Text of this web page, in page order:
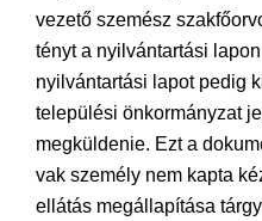
vezető szemész
tényt a nyilvántartási
nyilvántartási lapot pedig
települési önkormányzat
megküldenie. Ezt a
vak személy nem kapta
ellátás megállapítása